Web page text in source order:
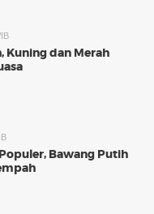
Kuning dan Merah
Bawang Putih